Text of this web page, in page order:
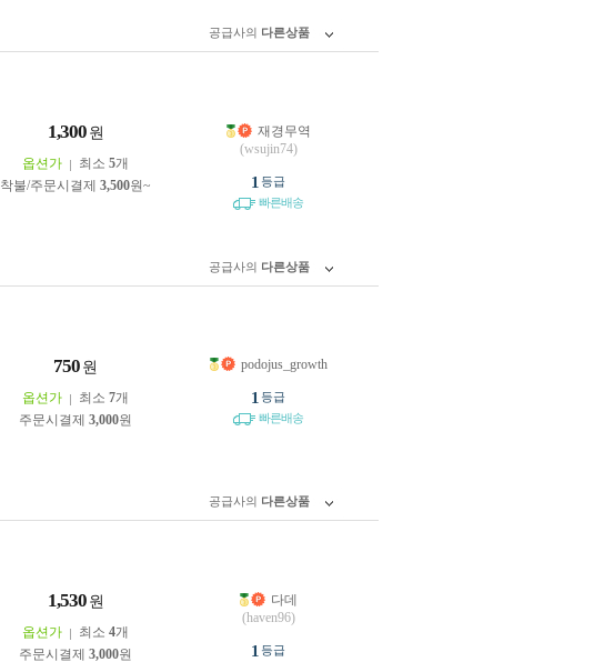
공급사의 다른상품
1,300 원
옵션가 최소 5개
착불/주문시결제 3,500원~
재경무역
(wsujin74)
1 등급
빠른배송
공급사의 다른상품
750 원
옵션가 최소 7개
주문시결제 3,000원
podojus_growth
1 등급
빠른배송
공급사의 다른상품
1,530 원
옵션가 최소 4개
주문시결제 3,000원
다데
(haven96)
1 등급